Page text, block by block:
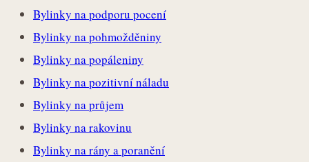
Bylinky na podporu pocení
Bylinky na pohmožděniny
Bylinky na popáleniny
Bylinky na pozitivní náladu
Bylinky na průjem
Bylinky na rakovinu
Bylinky na rány a poranění